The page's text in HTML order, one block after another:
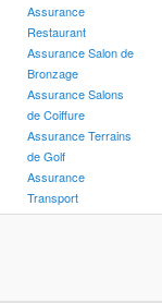
Assurance
Restaurant
Assurance Salon de
Bronzage
Assurance Salons
de Coiffure
Assurance Terrains
de Golf
Assurance
Transport